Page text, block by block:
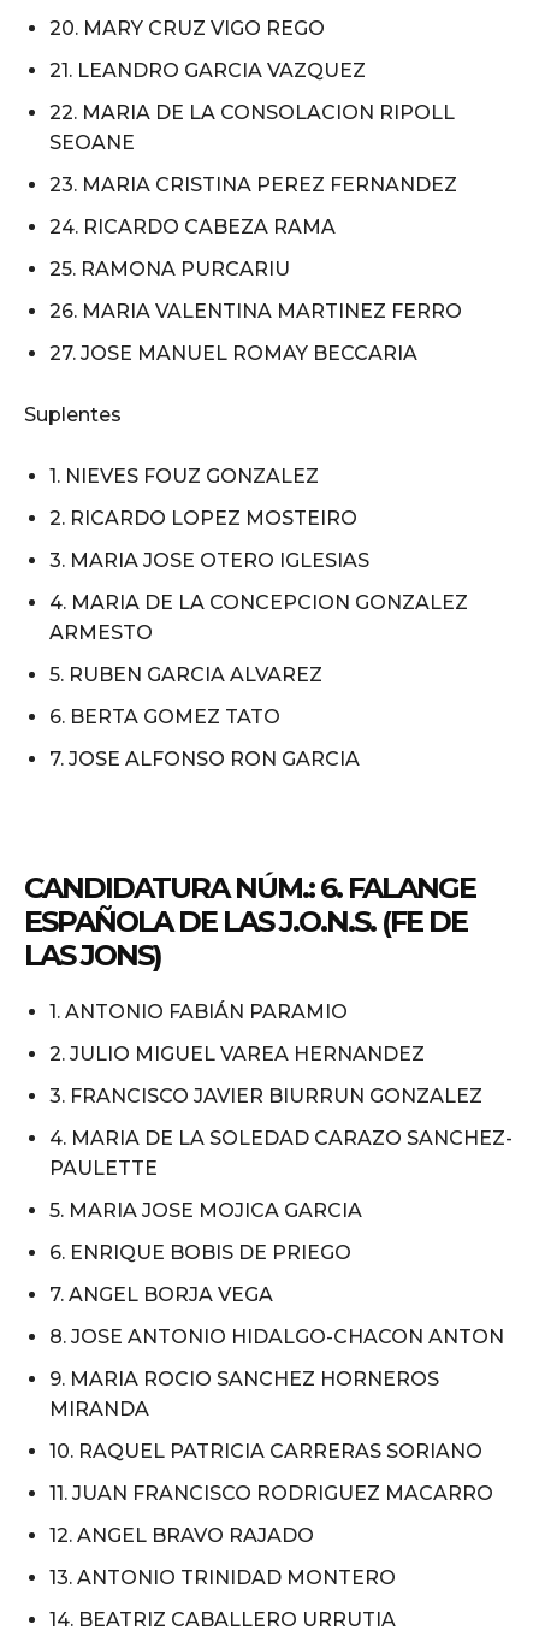
20. MARY CRUZ VIGO REGO
21. LEANDRO GARCIA VAZQUEZ
22. MARIA DE LA CONSOLACION RIPOLL
SEOANE
23. MARIA CRISTINA PEREZ FERNANDEZ
24. RICARDO CABEZA RAMA
25. RAMONA PURCARIU
26. MARIA VALENTINA MARTINEZ FERRO
27. JOSE MANUEL ROMAY BECCARIA
Suplentes
1. NIEVES FOUZ GONZALEZ
2. RICARDO LOPEZ MOSTEIRO
3. MARIA JOSE OTERO IGLESIAS
4. MARIA DE LA CONCEPCION GONZALEZ
ARMESTO
5. RUBEN GARCIA ALVAREZ
6. BERTA GOMEZ TATO
7. JOSE ALFONSO RON GARCIA
CANDIDATURA NÚM.: 6. FALANGE
ESPAÑOLA DE LAS J.O.N.S. (FE DE
LAS JONS)
1. ANTONIO FABIÁN PARAMIO
2. JULIO MIGUEL VAREA HERNANDEZ
3. FRANCISCO JAVIER BIURRUN GONZALEZ
4. MARIA DE LA SOLEDAD CARAZO SANCHEZ-
PAULETTE
5. MARIA JOSE MOJICA GARCIA
6. ENRIQUE BOBIS DE PRIEGO
7. ANGEL BORJA VEGA
8. JOSE ANTONIO HIDALGO-CHACON ANTON
9. MARIA ROCIO SANCHEZ HORNEROS
MIRANDA
10. RAQUEL PATRICIA CARRERAS SORIANO
11. JUAN FRANCISCO RODRIGUEZ MACARRO
12. ANGEL BRAVO RAJADO
13. ANTONIO TRINIDAD MONTERO
14. BEATRIZ CABALLERO URRUTIA